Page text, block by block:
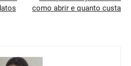
como abrir e quanto custa